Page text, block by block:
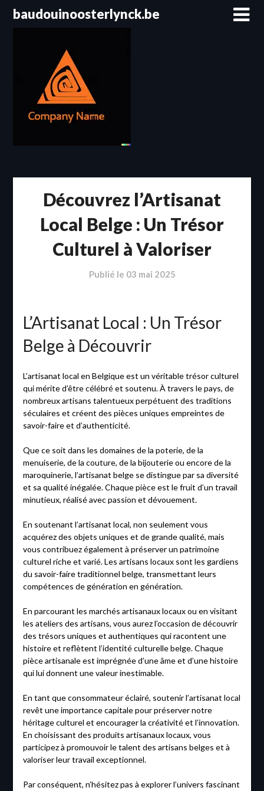
Passerbaudouinoosterlynck.be
Découvrez l’Artisanat
Local Belge : Un Trésor
Culturel à Valoriser
Publié le 03 mai 2025
L’Artisanat Local : Un Trésor
Belge à Découvrir
L’artisanat local en Belgique est un véritable trésor culturel
qui mérite d’être célébré et soutenu. À travers le pays, de
nombreux artisans talentueux perpétuent des traditions
séculaires et créent des pièces uniques empreintes de
savoir-faire et d’authenticité.
Que ce soit dans les domaines de la poterie, de la
menuiserie, de la couture, de la bijouterie ou encore de la
maroquinerie, l’artisanat belge se distingue par sa diversité
et sa qualité inégalée. Chaque pièce est le fruit d’un travail
minutieux, réalisé avec passion et dévouement.
En soutenant l’artisanat local, non seulement vous
acquérez des objets uniques et de grande qualité, mais
vous contribuez également à préserver un patrimoine
culturel riche et varié. Les artisans locaux sont les gardiens
du savoir-faire traditionnel belge, transmettant leurs
compétences de génération en génération.
En parcourant les marchés artisanaux locaux ou en visitant
les ateliers des artisans, vous aurez l’occasion de découvrir
des trésors uniques et authentiques qui racontent une
histoire et reflètent l’identité culturelle belge. Chaque
pièce artisanale est imprégnée d’une âme et d’une histoire
qui lui donnent une valeur inestimable.
En tant que consommateur éclairé, soutenir l’artisanat local
revêt une importance capitale pour préserver notre
héritage culturel et encourager la créativité et l’innovation.
En choisissant des produits artisanaux locaux, vous
participez à promouvoir le talent des artisans belges et à
valoriser leur travail exceptionnel.
Par conséquent, n’hésitez pas à explorer l’univers fascinant